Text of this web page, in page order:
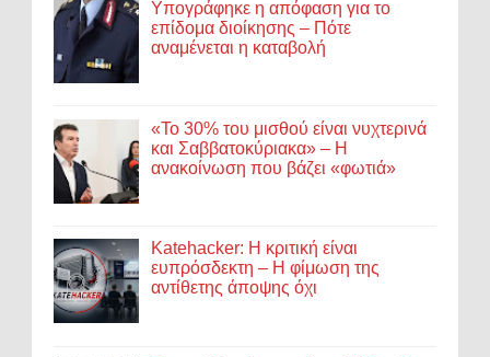
Υπογράφηκε η απόφαση για το
επίδομα διοίκησης – Πότε
αναμένεται η καταβολή
«Το 30% του μισθού είναι νυχτερινά
και Σαββατοκύριακα» – Η
ανακοίνωση που βάζει «φωτιά»
Katehacker: Η κριτική είναι
ευπρόσδεκτη – Η φίμωση της
αντίθετης άποψης όχι